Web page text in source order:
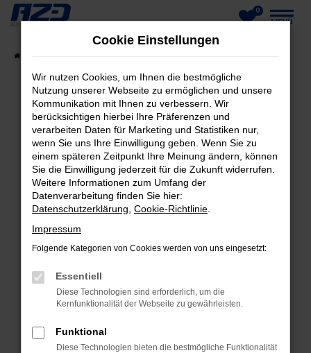
Zum
springen
0
MENÜ
FEHLER: NETWORK ERROR
Beim Laden ist ein Fehler aufgetreten.
Hier sind ein paar Tipps, die dir helfen können:
Überprüfe deine Firewall und deine
Internetverbindung.
Laden andere Webseiten, zum Beispiel deine
Suchmaschine?
Manche Erweiterungen, wie Werbeblocker,
können das Laden bestimmter Seiten
verhindern. Funktioniert die Seite in einem
anderen Browser oder in einem privaten
Fenster?
Cookie Einstellungen
Wir nutzen Cookies, um Ihnen die bestmögliche
Nutzung unserer Webseite zu ermöglichen und unsere
Kommunikation mit Ihnen zu verbessern. Wir
berücksichtigen hierbei Ihre Präferenzen und
verarbeiten Daten für Marketing und Statistiken nur,
wenn Sie uns Ihre Einwilligung geben. Wenn Sie zu
einem späteren Zeitpunkt Ihre Meinung ändern, können
Sie die Einwilligung jederzeit für die Zukunft widerrufen.
Weitere Informationen zum Umfang der
Datenverarbeitung finden Sie hier:
Datenschutzerklärung Cookie-Richtlinie
Impressum
Folgende Kategorien von Cookies werden von uns eingesetzt:
Essentiell
Diese Technologien sind erforderlich, um die
Kernfunktionalität der Webseite zu gewährleisten.
Funktional
Diese Technologien bieten die bestmögliche Funktionalität